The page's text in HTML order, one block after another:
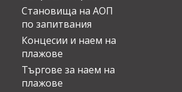
Становища на АОП
по запитвания
Концесии и наем на
плажове
Търгове за наем на
плажове